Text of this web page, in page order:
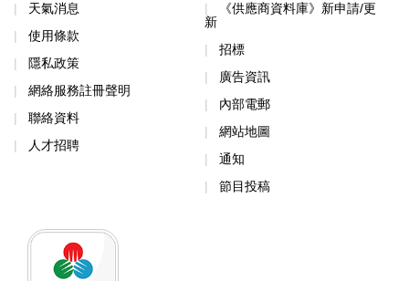
天氣消息
使用條款
隱私政策
網絡服務註冊聲明
聯絡資料
人才招聘
《供應商資料庫》新申請/更
新
招標
廣告資訊
內部電郵
網站地圖
通知
節目投稿